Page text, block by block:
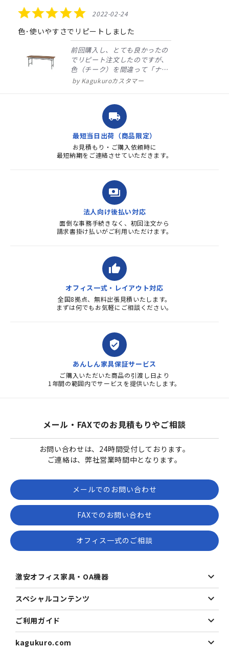
5.0
star
rating
2022-02-24
色･使いやすさでリピートしました
前回購入し、とても良かったの
でリピート注文したのですが、
色（チーク）を間違って「ナチ
ュラル」としてしまいました。
ました。商品到着も早く、品
質・使いやすさで満足していま
す。また、リピートするときは
よろしくお...
Kagukuroカスタマー
local_shipping
最短当日出荷（商品限定）
お見積もり・ご購入依頼時に
最短納期をご連絡させていただきます。
payments
法人向け後払い対応
面倒な事務手続きなく、初回注文から
請求書掛け払いがご利用いただけます。
thumb_up
オフィス一式・レイアウト対応
全国8拠点、無料出張見積いたします。
まずは何でもお気軽にご相談ください。
verified_user
あんしん家具保証サービス
ご購入いただいた商品の引渡し日より
1年間の範囲内でサービスを提供いたします。
メール・FAXでのお見積もりやご相談
お問い合わせは、24時間受付しております。
ご連絡は、弊社営業時間中となります。
メールでのお問い合わせ
FAXでのお問い合わせ
オフィス一式のご相談
激安オフィス家具・OA機器
スペシャルコンテンツ
ご利用ガイド
kagukuro.com